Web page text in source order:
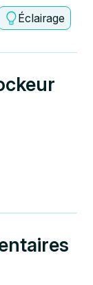
Éclairage